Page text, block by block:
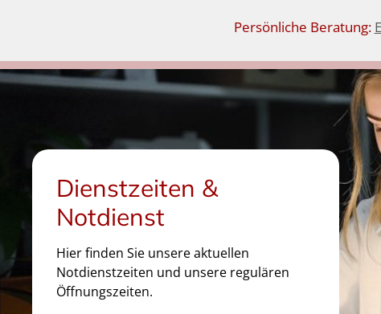
Persönliche Beratung:
Dienstzeiten &
Notdienst
Hier finden Sie unsere aktuellen
Notdienstzeiten und unsere regulären
Öffnungszeiten.